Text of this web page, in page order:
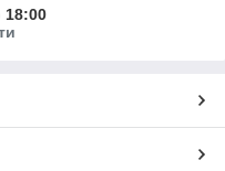
18:00